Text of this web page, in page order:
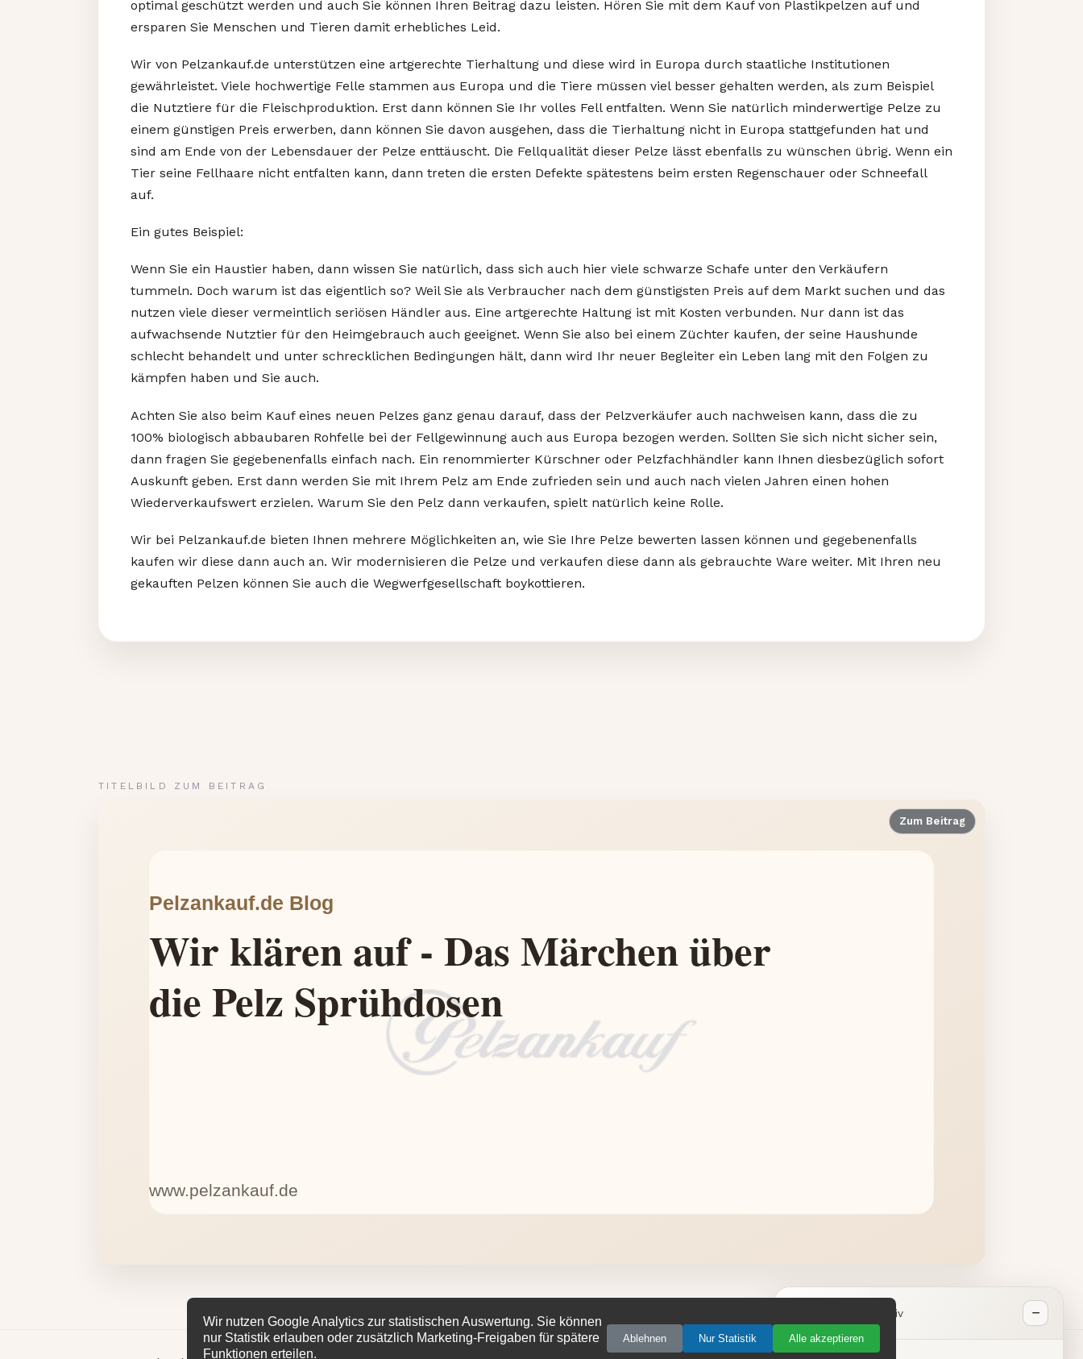
Wir nutzen Google Analytics zur statistischen Auswertung. Sie können
nur Statistik erlauben oder zusätzlich Marketing-Freigaben für spätere
Funktionen erteilen.
Ablehnen Nur Statistik Alle akzeptieren
optimal geschützt werden und auch Sie können Ihren Beitrag dazu leisten. Hören Sie mit dem Kauf von Plastikpelzen auf und
ersparen Sie Menschen und Tieren damit erhebliches Leid.
Wir von Pelzankauf.de unterstützen eine artgerechte Tierhaltung und diese wird in Europa durch staatliche Institutionen
gewährleistet. Viele hochwertige Felle stammen aus Europa und die Tiere müssen viel besser gehalten werden, als zum Beispiel
die Nutztiere für die Fleischproduktion. Erst dann können Sie Ihr volles Fell entfalten. Wenn Sie natürlich minderwertige Pelze zu
einem günstigen Preis erwerben, dann können Sie davon ausgehen, dass die Tierhaltung nicht in Europa stattgefunden hat und
sind am Ende von der Lebensdauer der Pelze enttäuscht. Die Fellqualität dieser Pelze lässt ebenfalls zu wünschen übrig. Wenn ein
Tier seine Fellhaare nicht entfalten kann, dann treten die ersten Defekte spätestens beim ersten Regenschauer oder Schneefall
auf.
Ein gutes Beispiel:
Wenn Sie ein Haustier haben, dann wissen Sie natürlich, dass sich auch hier viele schwarze Schafe unter den Verkäufern
tummeln. Doch warum ist das eigentlich so? Weil Sie als Verbraucher nach dem günstigsten Preis auf dem Markt suchen und das
nutzen viele dieser vermeintlich seriösen Händler aus. Eine artgerechte Haltung ist mit Kosten verbunden. Nur dann ist das
aufwachsende Nutztier für den Heimgebrauch auch geeignet. Wenn Sie also bei einem Züchter kaufen, der seine Haushunde
schlecht behandelt und unter schrecklichen Bedingungen hält, dann wird Ihr neuer Begleiter ein Leben lang mit den Folgen zu
kämpfen haben und Sie auch.
Achten Sie also beim Kauf eines neuen Pelzes ganz genau darauf, dass der Pelzverkäufer auch nachweisen kann, dass die zu
100% biologisch abbaubaren Rohfelle bei der Fellgewinnung auch aus Europa bezogen werden. Sollten Sie sich nicht sicher sein,
dann fragen Sie gegebenenfalls einfach nach. Ein renommierter Kürschner oder Pelzfachhändler kann Ihnen diesbezüglich sofort
Auskunft geben. Erst dann werden Sie mit Ihrem Pelz am Ende zufrieden sein und auch nach vielen Jahren einen hohen
Wiederverkaufswert erzielen. Warum Sie den Pelz dann verkaufen, spielt natürlich keine Rolle.
Wir bei Pelzankauf.de bieten Ihnen mehrere Möglichkeiten an, wie Sie Ihre Pelze bewerten lassen können und gegebenenfalls
kaufen wir diese dann auch an. Wir modernisieren die Pelze und verkaufen diese dann als gebrauchte Ware weiter. Mit Ihren neu
gekauften Pelzen können Sie auch die Wegwerfgesellschaft boykottieren.
TITELBILD ZUM BEITRAG
Zum Beitrag
Aktiv −